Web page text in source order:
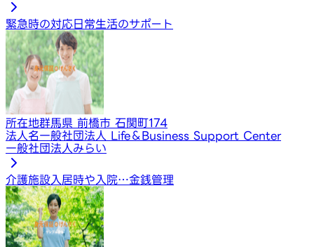
緊急時の対応日常生活のサポート
所在地群馬県 前橋市 石関町174
法人名一般社団法人 Life＆Business Support Center
一般社団法人みらい
介護施設入居時や入院…金銭管理